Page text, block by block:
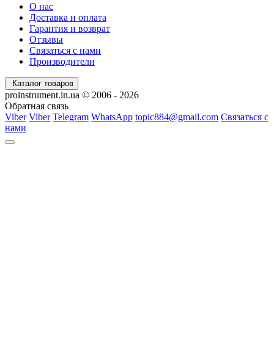
О нас
Доставка и оплата
Гарантия и возврат
Отзывы
Связаться с нами
Производители
Каталог товаров
proinstrument.in.ua © 2006 - 2026
Обратная связь
Viber Viber Telegram WhatsApp topic884@gmail.com Связаться с
нами